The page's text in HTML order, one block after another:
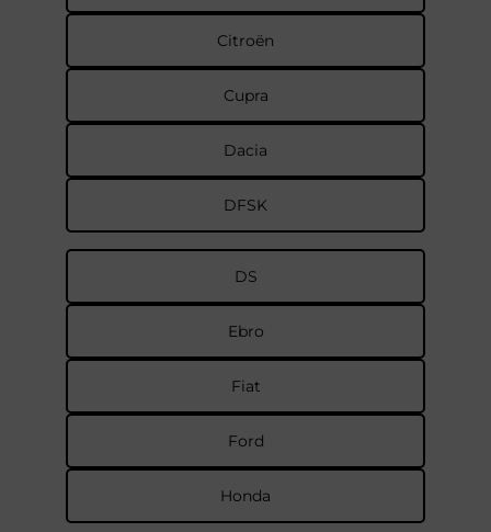
Citroën
Cupra
Dacia
DFSK
DS
Ebro
Fiat
Ford
Honda